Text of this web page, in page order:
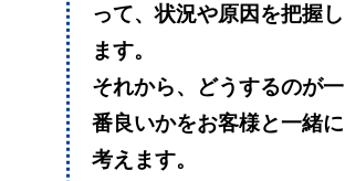
って、状況や原因を把握し
ます。
それから、どうするのが一
番良いかをお客様と一緒に
考えます。